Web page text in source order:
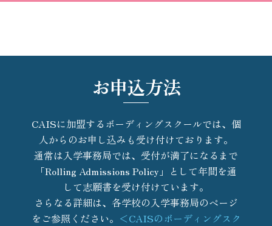
お申込方法
CAISに加盟するボーディングスクールでは、個
人からのお申し込みも受け付けております。
通常は入学事務局では、受付が満了になるまで
「Rolling Admissions Policy」として年間を通
して志願書を受け付けています。
さらなる詳細は、各学校の入学事務局のページ
をご参照ください。 ＜CAISのボーディングスク